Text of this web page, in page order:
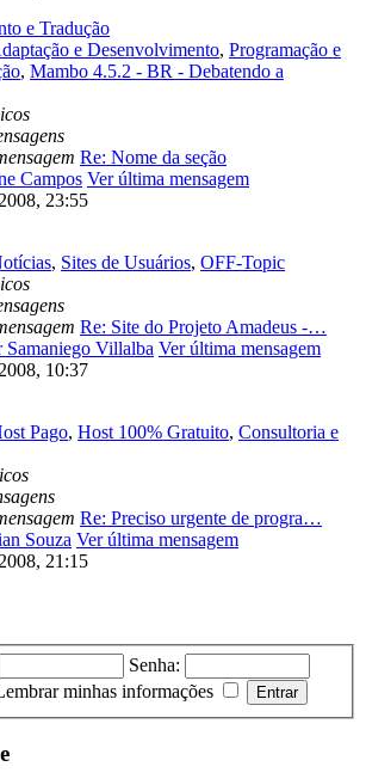
e Tradução
e Desenvolvimento, Programação e
, Mambo 4.5.2 - BR - Debatendo a
Re: Nome da seção
Campos Ver última mensagem
23:55
, Sites de Usuários, OFF-Topic
Re: Site do Projeto Amadeus -…
Samaniego Villalba Ver última mensagem
10:37
Pago, Host 100% Gratuito, Consultoria e
Re: Preciso urgente de progra…
Souza Ver última mensagem
21:15
Senha:
minhas informações